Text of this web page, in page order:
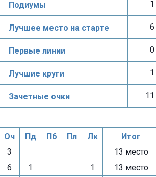
Подиумы 1
Лучшее место на старте 6
Первые линии 0
Лучшие круги 1
Зачетные очки 11
Оч Пд Пб Пл Лк
Итог
3
13 место
6 1 1
13 место